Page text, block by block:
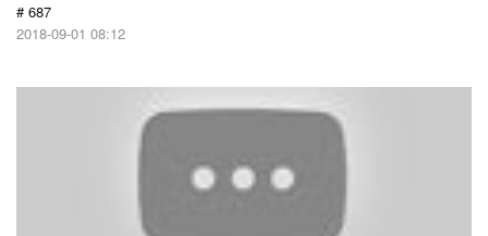
# 687
2018-09-01 08:12